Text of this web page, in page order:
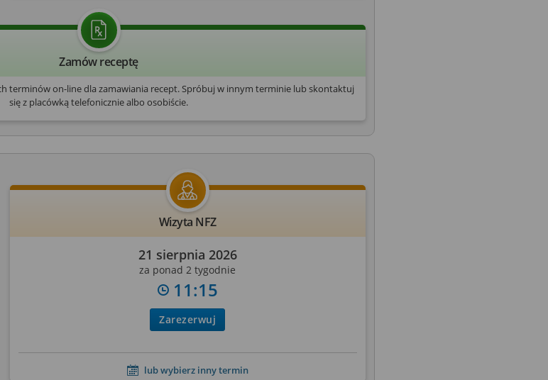
Zamów receptę
terminów on-line dla zamawiania recept. Spróbuj w innym terminie lub skontaktuj
się z placówką telefonicznie albo osobiście.
Wizyta NFZ
21 sierpnia 2026
za ponad 2 tygodnie
11:15
Zarezerwuj
lub wybierz inny termin